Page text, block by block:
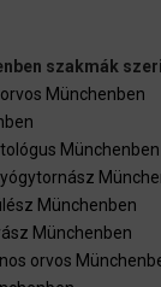
szakmák
Münchenben
Münchenben
Münchenben
Münchenben
orvos